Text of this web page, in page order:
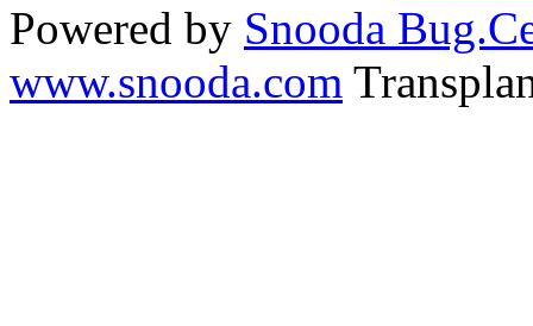
Powered by Snooda
www.snooda.com